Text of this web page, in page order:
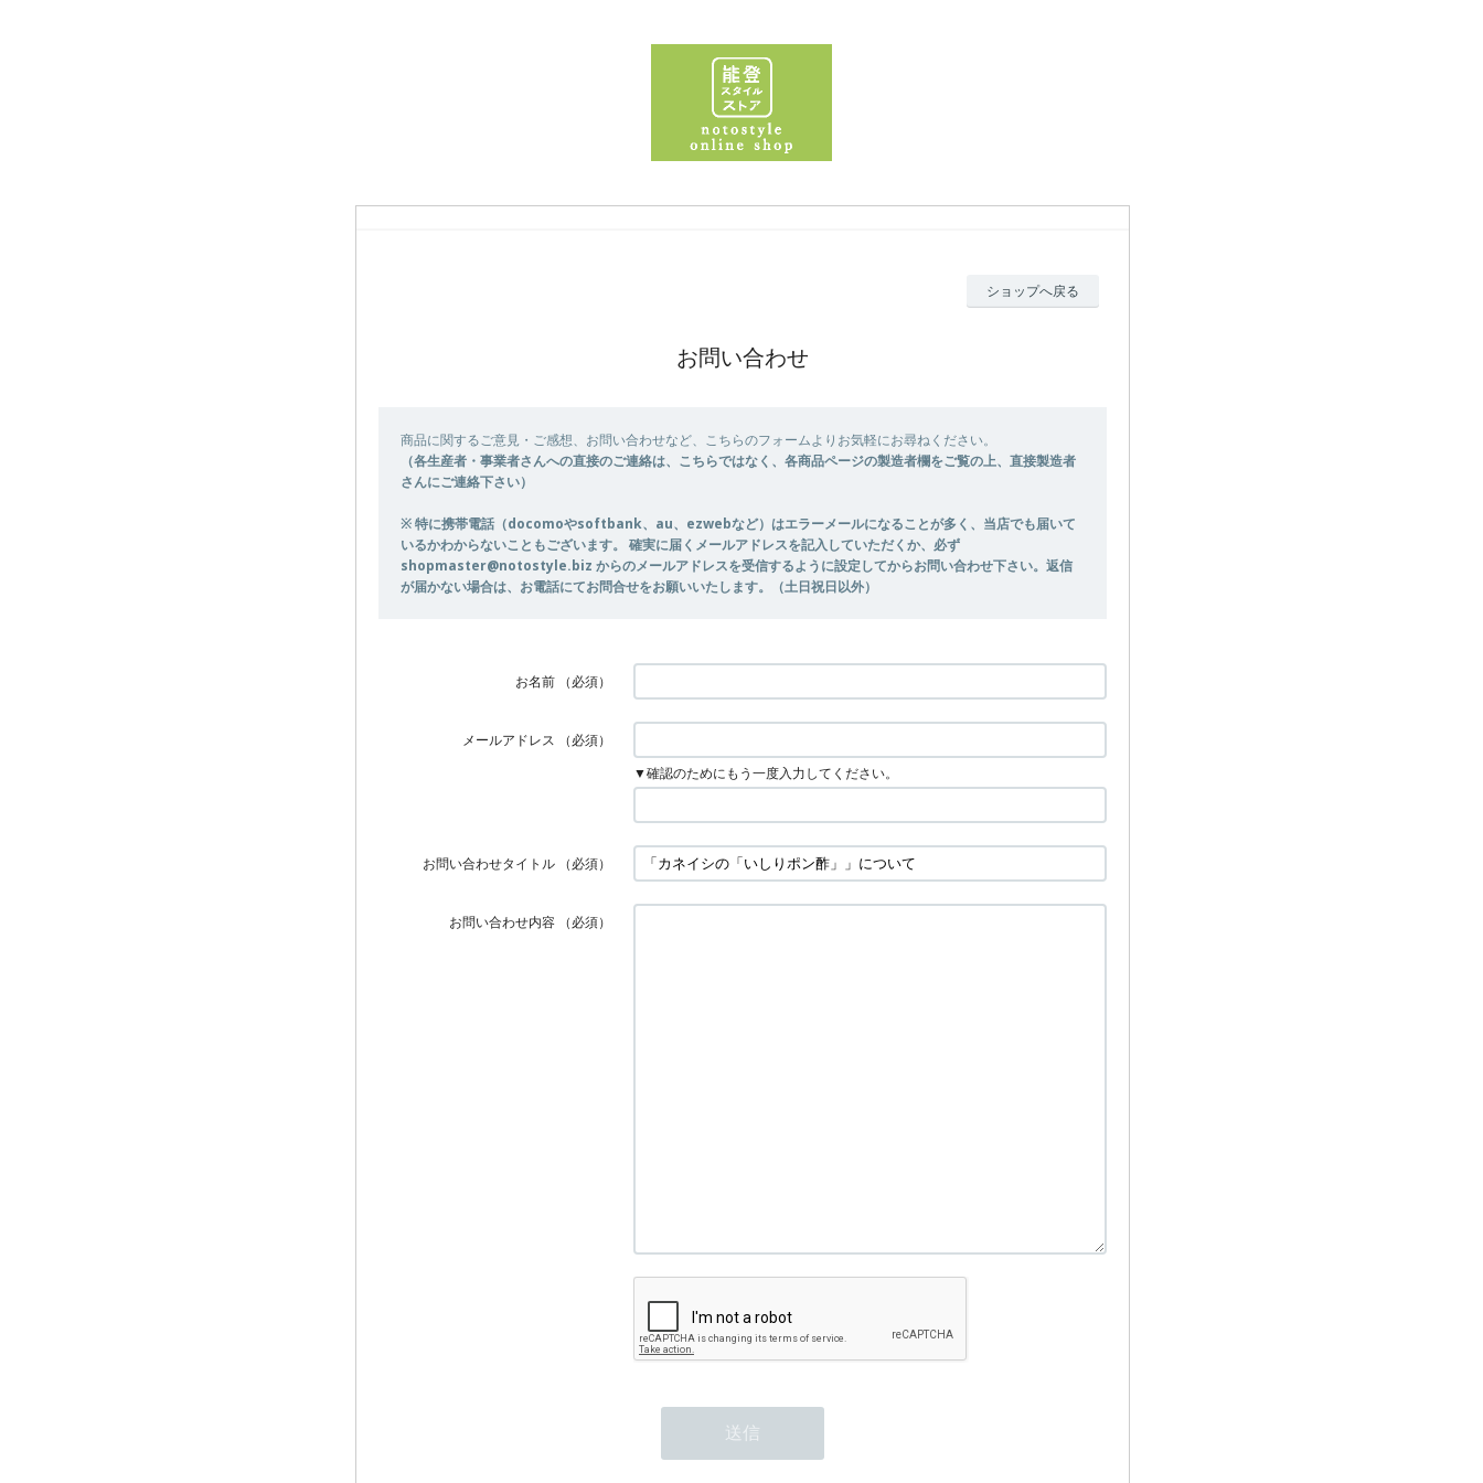
ショップへ戻る
お問い合わせ
商品に関するご意見・ご感想、お問い合わせなど、こちらのフォームよりお気軽にお尋ねください。
（各生産者・事業者さんへの直接のご連絡は、こちらではなく、各商品ページの製造者欄をご覧の上、直接製造者
さんにご連絡下さい）
※ 特に携帯電話（docomoやsoftbank、au、ezwebなど）はエラーメールになることが多く、当店でも届いて
いるかわからないこともございます。 確実に届くメールアドレスを記入していただくか、必ず
shopmaster@notostyle.biz からのメールアドレスを受信するように設定してからお問い合わせ下さい。返信
が届かない場合は、お電話にてお問合せをお願いいたします。（土日祝日以外）
お名前 （必須）
メールアドレス
（必須）
▼確認のためにもう一度入力してください。
お問い合わせタイトル （必須）
お問い合わせ内容 （必須）